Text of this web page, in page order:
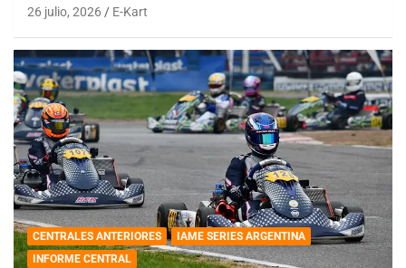
26 julio, 2026 E-Kart
CENTRALES ANTERIORES
IAME SERIES ARGENTINA
INFORME CENTRAL